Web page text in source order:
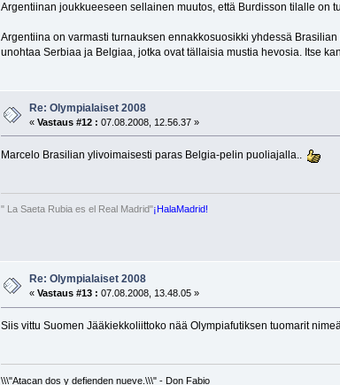
Argentiinan joukkueeseen sellainen muutos, että Burdisson tilalle on
Argentiina on varmasti turnauksen ennakkosuosikki yhdessä
unohtaa Serbiaa ja Belgiaa, jotka ovat tällaisia mustia hevosia. Itse
Re: Olympialaiset 2008
«Vastaus #12 : 07.08.2008, 12.56.37 »
Marcelo Brasilian ylivoimaisesti paras Belgia-pelin puoliajalla..
" La Saeta Rubia es el Real Madrid"¡HalaMadrid!
Re: Olympialaiset 2008
«Vastaus #13 : 07.08.2008, 13.48.05 »
Siis vittu Suomen Jääkiekkoliittoko nää Olympiafutiksen tuomarit
\\\"Atacan dos y defienden nueve.\\\" - Don Fabio